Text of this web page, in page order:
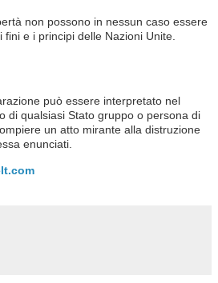
non possono in nessun caso essere
e i principi delle Nazioni Unite.
può essere interpretato nel
di qualsiasi Stato gruppo o persona di
un atto mirante alla distruzione
enunciati.